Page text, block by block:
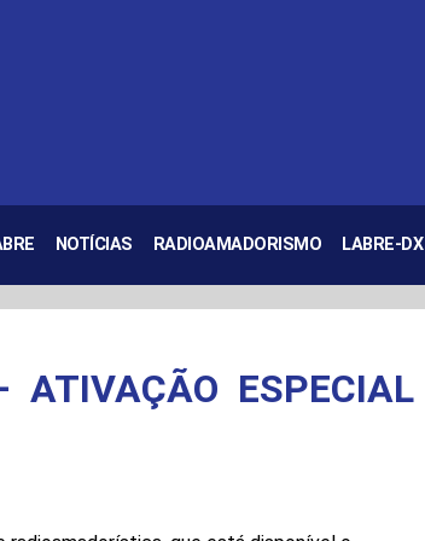
NOTÍCIAS RADIOAMADORISMO LABRE-DX
ATIVAÇÃO ESPECIAL